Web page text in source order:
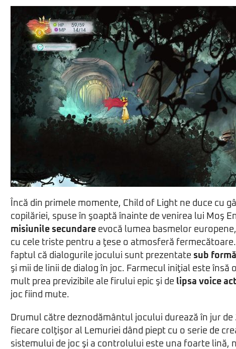
Încă din primele momente, Child of Light ne duce cu
copilăriei, spuse în şoaptă înainte de venirea lui Moş
misiunile secundare evocă lumea basmelor
cu cele triste pentru a ţese o atmosferă
faptul că dialogurile jocului sunt prezentate sub
şi mii de linii de dialog în joc. Farmecul iniţial este
mult prea previzibile ale firului epic şi de lipsa voice
joc fiind mute.
Drumul către deznodământul jocului durează în jur de
fiecare colţişor al Lemuriei dând piept cu o serie de
sistemului de joc şi a controlului este una foarte